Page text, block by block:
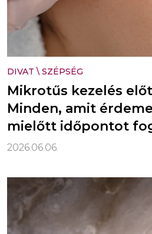
DIVAT \ SZÉPSÉG
Mikrotűs kezelés
Minden, amit
mielőtt időpontot
2026.06.06.